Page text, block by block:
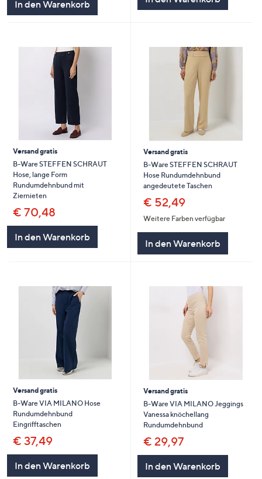
In den Warenkorb
Versand gratis
B-Ware STEFFEN SCHRAUT
Hose, lange Form
Rundumdehnbund mit
Ziernieten
€ 70,48
In den Warenkorb
Versand gratis
B-Ware STEFFEN SCHRAUT
Hose Rundumdehnbund
angedeutete Taschen
€ 52,49
Weitere Farben verfügbar
In den Warenkorb
Versand gratis
B-Ware VIA MILANO Hose
Rundumdehnbund
Eingrifftaschen
€ 37,49
In den Warenkorb
Versand gratis
B-Ware VIA MILANO Jeggings
Vanessa knöchellang
Rundumdehnbund
€ 29,97
In den Warenkorb